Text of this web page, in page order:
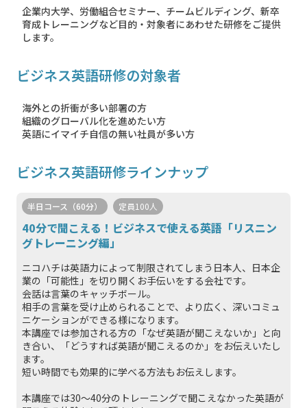
企業内大学、労働組合セミナー、チームビルディング、新卒
育成トレーニングなど目的・対象者にあわせた研修をご提供
します。
ビジネス英語研修の対象者
海外との折衝が多い部署の方
組織のグローバル化を進めたい方
英語にイマイチ自信の無い社員が多い方
ビジネス英語研修ラインナップ
半日コース（60分） 定員100人
40分で聞こえる！ビジネスで使える英語「リスニン
グトレーニング編」
ニコハチは英語力によって制限されてしまう日本人、日本企
業の「可能性」を切り開くお手伝いをする会社です。
会話は言葉のキャッチボール。
相手の言葉を受け止められることで、より広く、深いコミュ
ニケーションができる様になります。
本講座では参加される方の「なぜ英語が聞こえないか」と向
き合い、「どうすれば英語が聞こえるのか」をお伝えいたし
ます。
短い時間でも効果的に学べる方法もお伝えします。
本講座では30〜40分のトレーニングで聞こえなかった英語が